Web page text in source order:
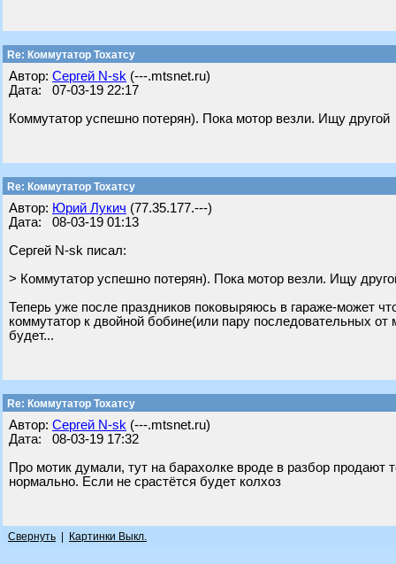
Re: Коммутатор Тохатсу
Автор: Сергей N-sk (---.mtsnet.ru)
Дата: 07-03-19 22:17
Коммутатор успешно потерян). Пока мотор везли. Ищу другой
Re: Коммутатор Тохатсу
Автор: Юрий Лукич (77.35.177.---)
Дата: 08-03-19 01:13
Сергей N-sk писал:
> Коммутатор успешно потерян). Пока мотор везли. Ищу
Теперь уже после праздников поковыряюсь в гараже-может
коммутатор к двойной бобине(или пару последовательных от
будет...
Re: Коммутатор Тохатсу
Автор: Сергей N-sk (---.mtsnet.ru)
Дата: 08-03-19 17:32
Про мотик думали, тут на барахолке вроде в разбор
нормально. Если не срастётся будет колхоз
Свернуть Картинки Выкл.